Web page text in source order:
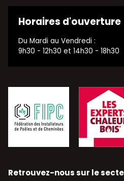
Horaires d'ouverture
Du Mardi au Vendredi :
9h30 - 12h30 et 14h30 - 18h30
Retrouvez-nous sur le